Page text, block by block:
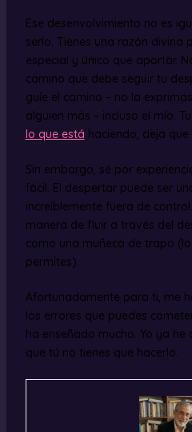
Ese desenvolvimiento no es
serlo. Tienes una razón divina
especial y único que aportar.
camino que debe seguir tu
guíe el camino – no la
alguien más – incluso el mío. Tu
lo que está haciendo, deja
Sin embargo, sé por
fácil. El despertar puede ser
increíblemente fuera de
manera de fluir a través del
como una muñeca de trapo
permites).
Afortunadamente para ti, me
los errores que puedes
ha enseñado mucho. Yo ya
que tú no tienes que hacerlo.